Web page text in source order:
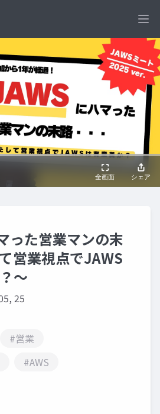
った営業マンの末
営業視点でJAWS
～
25
#営業
#AWS